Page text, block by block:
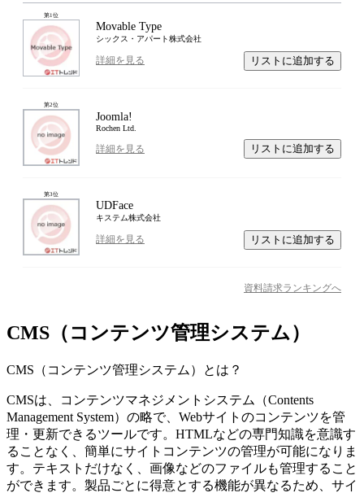
第1位
Movable Type
シックス・アパート株式会社
詳細を見る リストに追加する
第2位
Joomla!
Rochen Ltd.
詳細を見る リストに追加する
第3位
UDFace
キステム株式会社
詳細を見る リストに追加する
資料請求ランキングへ
CMS（コンテンツ管理システム）
CMS（コンテンツ管理システム） とは？
CMSは、コンテンツマネジメントシステム（Contents
Management System）の略で、Webサイトのコンテンツを管
理・更新できるツールです。HTMLなどの専門知識を意識す
ることなく、簡単にサイトコンテンツの管理が可能になりま
す。テキストだけなく、画像などのファイルも管理すること
ができます。製品ごとに得意とする機能が異なるため、サイ